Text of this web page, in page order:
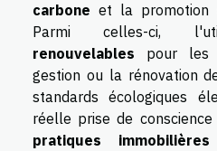
carbone et la promotion
Parmi celles-ci,
renouvelables pour les
gestion ou la rénovation
standards écologiques
réelle prise de conscience
pratiques